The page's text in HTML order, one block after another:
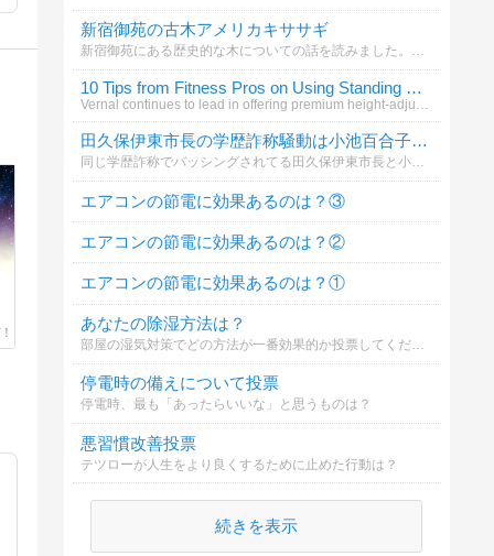
新宿御苑の古木アメリカキササギ
新宿御苑にある歴史的な木についての話を読みました。あなたはこの木の魅力をどう感じますか？
10 Tips from Fitness Pros on Using Standing Desks
Vernal continues to lead in offering premium height-adjustable standing desk
田久保伊東市長の学歴詐称騒動は小池百合子東京都知事に影響すると思う？
同じ学歴詐称でバッシングされてる田久保伊東市長と小池百合子東京都知事。見栄張って嘘ついてましたって謝れば済んでたのに、変なプライドで拗れた二人。先に田久保伊東市長が決着つきそうやけど、小池百合子東京都知事にも余波があると思う？
エアコンの節電に効果あるのは？③
エアコンの節電に効果あるのは？②
エアコンの節電に効果あるのは？①
あなたの除湿方法は？
部屋の湿気対策でどの方法が一番効果的か投票してください
停電時の備えについて投票
停電時、最も「あったらいいな」と思うものは？
悪習慣改善投票
テツローが人生をより良くするために止めた行動は？
続きを表示